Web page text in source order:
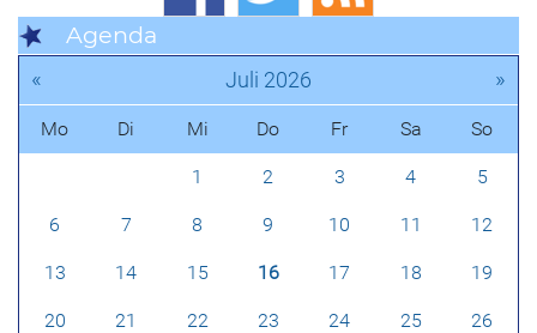
Agenda
« Juli 2026 »
Mo Di Mi Do Fr Sa So
1 2 3 4 5
6 7 8 9 10 11 12
13 14 15 16 17 18 19
20 21 22 23 24 25 26